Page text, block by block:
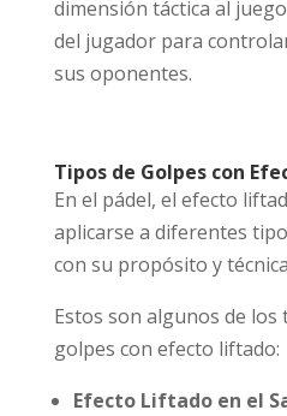
dimensión táctica al
del jugador para
sus oponentes.
Tipos de Golpes con
En el pádel, el efecto
aplicarse a diferentes
con su propósito y
Estos son algunos de los
golpes con efecto liftado:
Efecto Liftado en el